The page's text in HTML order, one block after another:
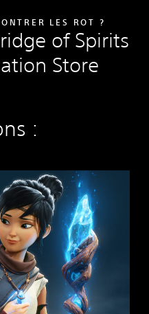
LES ROT ?
of Spirits
Store
: